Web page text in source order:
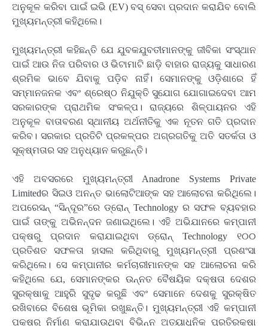
ଅନୁକୂଳ କରିବା ପାଇଁ ଇଭି (EV) ବସ୍ ସେବା ପ୍ରଦାନ କରାଯିବ ବୋଲି
ମୁଖ୍ୟମନ୍ତ୍ରୀ କହିଥିଲେ।
ମୁଖ୍ୟମନ୍ତ୍ରୀ କହିଛନ୍ତି ଯେ ଯୁବକଯୁବତୀମାନଙ୍କୁ ଜୀବିକା ସଂସ୍ଥାନ
ପାଇଁ ଆଉ ନିଜ ପରିବାର ଓ ଭିଟାମାଟି ଛାଡ଼ି ବାହାର ରାଜ୍ୟକୁ ସାଧାରଣ
ଶ୍ରମିକ ଭାବେ ଯିବାକୁ ପଡ଼ିବ ନାହିଁ। ସେମାନଙ୍କୁ ଓଡ଼ିଶାରେ ହିଁ
ସମ୍ମାନଜନକ ଏବଂ ଶ୍ରେଷ୍ଠ ନିଯୁକ୍ତି ସୁଯୋଗ ଯୋଗାଇଦେବା ଆମ
ସରକାରଙ୍କ ପ୍ରାଥମିକ ସଂକଳ୍ପ। ରାଜ୍ୟରେ ଶିଳ୍ପାୟନର ଏହି
ଅନୁକୂଳ ବାତାବରଣ ସ୍ଥାନୀୟ ଅର୍ଥନୀତିକୁ ଏକ ନୂତନ ଗତି ପ୍ରଦାନ
କରିବ। ସରକାର ପ୍ରତିଟି ପ୍ରକଳ୍ପର ଅଗ୍ରଗତିକୁ ଅତି ସତର୍କତା ଓ
ସୂକ୍ଷ୍ମତାର ସହ ଅନୁଧ୍ୟାନ କରୁଛନ୍ତି।
ଏହି ଅବସରରେ ମୁଖ୍ୟମନ୍ତ୍ରୀ Anadrone Systems Private
Limitedର ସିଇଓ ଅନନ୍ତ ଭାଲୋଟିଆଙ୍କ ସହ ଆଲୋଚନା କରିଥିଲେ।
ଅପରେସନ୍ “ସିନ୍ଦୂର”ରେ ଡ୍ରୋନ୍ Technology ର ସଫଳ ବ୍ୟବହାର
ପାଇଁ ତାଙ୍କୁ ଅଭିନନ୍ଦନ ଜଣାଇଥିଲେ। ଏହି ଅଭିଯାନରେ କମ୍ପାନୀ
ପକ୍ଷରୁ ପ୍ରଦାନ କରାଯାଇଥିବା ଡ୍ରୋନ୍ Technology ୧୦୦
ପ୍ରତିଶତ ସଫଳତା ହାସଲ କରିଥିବାରୁ ମୁଖ୍ୟମନ୍ତ୍ରୀ ପ୍ରଶଂସା
କରିଥିଲେ। ସେ କମ୍ପାନୀର କର୍ମଚାରୀମାନଙ୍କ ସହ ଆଲୋଚନା କରି
କହିଥିଲେ ଯେ, ସେମାନଙ୍କର ଉନ୍ନତ ବୈଷୟିକ ଦକ୍ଷତା ଦେଶର
ସୁରକ୍ଷାକୁ ଆହୁରି ସୁଦୃଢ କରୁଛି ଏବଂ ସେମାନେ ଦେଶକୁ ସୁରକ୍ଷିତ
ରଖିବାରେ ବିଶେଷ ଭୂମିକା ରଖୁଛନ୍ତି। ମୁଖ୍ୟମନ୍ତ୍ରୀ ଏହି କମ୍ପାନୀ
ପକ୍ଷରୁ ନିର୍ମାଣ କରାଯାଉଥିବା ବିଭିନ୍ନ ଅତ୍ୟାଧୁନିକ ପ୍ରତିରକ୍ଷା